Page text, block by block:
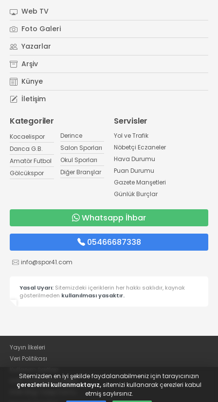
Web TV
Foto Galeri
Yazarlar
Arşiv
Künye
İletişim
Kategoriler
Kocaelispor
Darıca G.B.
Amatör Futbol
Gölcükspor
Derince
Salon Sporları
Okul Sporları
Diğer Branşlar
Servisler
Yol ve Trafik
Nöbetçi Eczaneler
Hava Durumu
Puan Durumu
Gazete Manşetleri
Günlük Burçlar
Whatsapp İhbar
05466687338
info@spor41.com
Yasal Uyarı: Sitemizdeki içeriklerin her hakkı saklıdır, kaynak
gösterilmeden kullanılması yasaktır.
Yayın İlkeleri
Veri Politikası
KVKK Aydınlatma Metni
Sitemizden en iyi şekilde faydalanabilmeniz için tarayıcınızın
çerezlerini kullanmaktayız,sitemizi kullanarak çerezleri kabul
etmiş saylırsınız.